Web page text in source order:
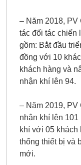
– Năm 2018, PV
tác đối tác chiến
gồm: Bắt đầu
đồng với 10
khách hàng và
nhận khí lên 94.
– Năm 2019, PV
nhận khí lên
khí với 05 khách
thống thiết bị và
mới.